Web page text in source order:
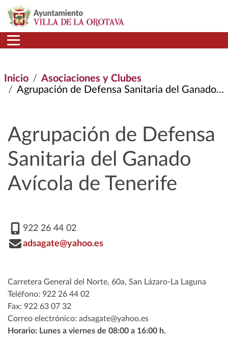
Pasar al contenido principal
Inicio
Asociaciones y Clubes
Agrupación de Defensa Sanitaria del Ganado Avícola de Tenerife
Agrupación de Defensa
Sanitaria del Ganado
Avícola de Tenerife
922 26 44 02
adsagate@yahoo.es
Carretera General del Norte, 60a, San Lázaro-La Laguna
Teléfono: 922 26 44 02
Fax: 922 63 07 32
Correo electrónico: adsagate@yahoo.es
Horario: Lunes a viernes de 08:00 a 16:00 h.